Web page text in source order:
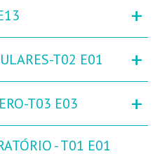
+
T02 E01 +
T03 E03 +
- T01 E01